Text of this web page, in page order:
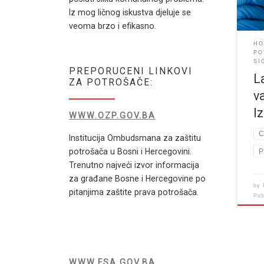
i
by
Iz mog ličnog iskustva djeluje se
veoma brzo i efikasno.
PREPORUCENI LINKOVI
ZA POTROŠAČE:
WWW.OZP.GOV.BA
Institucija Ombudsmana za zaštitu
potrošača u Bosni i Hercegovini.
Trenutno najveći izvor informacija
za građane Bosne i Hercegovine po
pitanjima zaštite prava potrošača.